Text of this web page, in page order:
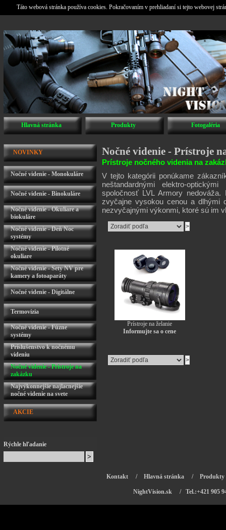
Táto webová stránka používa cookies. Pokračovaním v prehliadaní si tejto webovej
Hlavná stránka Produkty Fotogaléria
NOVINKY
Nočné videnie - Monokuláre
Nočné videnie - Binokuláre
Nočné videnie - Okuliare a
biokuláre
Nočné videnie - Deň Noc
systémy
Nočné videnie - Pilotné
okuliare
Nočné videnie - Sety NV pre
kamery a fotoaparáty
Nočné videnie - Digitálne
Termovízia
Nočné videnie - Fúzne
systémy
Príslušenstvo k nočnému
videniu
Nočné videnie - Prístroje na
zakázku
Najvýkonnejšie najlacnejšie
nočné videnie na svete
AKCIE
Rýchle hľadanie
Nočné videnie - Prístroje
Prístroje nočného videnia na
V tejto kategórii ponúkame
neštandardnými elektro-
spoločnosť LVL Armory
zvyčajne vysokou cenou a dlhými
nezvyčajnými výkonmi, ktoré sú im
Prístroje na želanie
Informujte sa o cene
Kontakt / Hlavná stránka / Produkty
NightVision.sk / Tel.:+421 905